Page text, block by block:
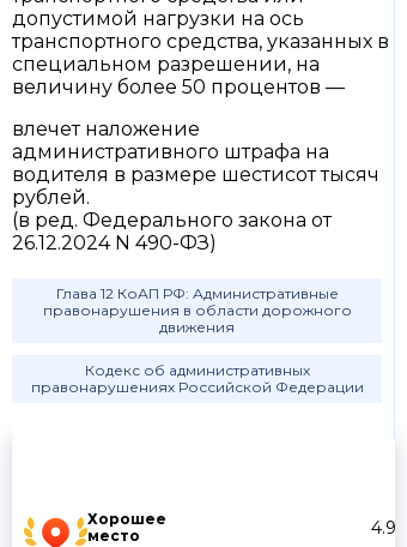
Хорошее
место
4.9
допустимой нагрузки на ось
транспортного средства, указанных в
специальном разрешении, на
величину более 50 процентов —
влечет наложение
административного штрафа на
водителя в размере шестисот тысяч
рублей.
(в ред. Федерального закона от
26.12.2024 N 490-ФЗ)
Глава 12 КоАП РФ: Административные
правонарушения в области дорожного
движения
Кодекс об административных
правонарушениях Российской Федерации